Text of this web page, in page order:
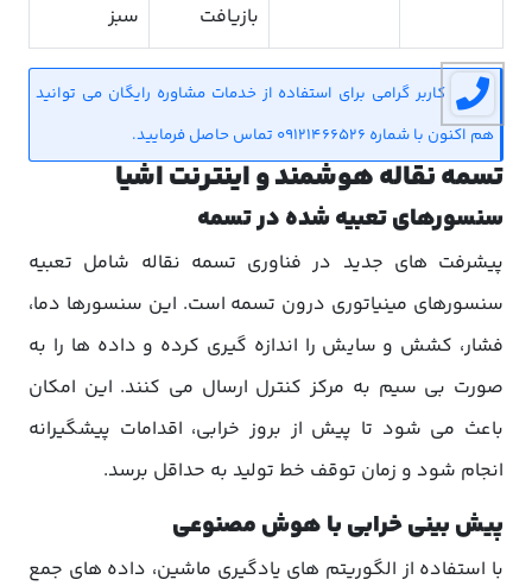
بازیافت
سبز
کاربر گرامی برای استفاده از خدمات مشاوره رایگان می توانید
هم اکنون با شماره 09121466526 تماس حاصل فرمایید.
تسمه نقاله هوشمند و اینترنت اشیا
سنسورهای تعبیه شده در تسمه
پیشرفت های جدید در فناوری تسمه نقاله شامل تعبیه
سنسورهای مینیاتوری درون تسمه است. این سنسورها دما،
فشار، کشش و سایش را اندازه گیری کرده و داده ها را به
صورت بی سیم به مرکز کنترل ارسال می کنند. این امکان
باعث می شود تا پیش از بروز خرابی، اقدامات پیشگیرانه
انجام شود و زمان توقف خط تولید به حداقل برسد.
پیش بینی خرابی با هوش مصنوعی
با استفاده از الگوریتم های یادگیری ماشین، داده های جمع